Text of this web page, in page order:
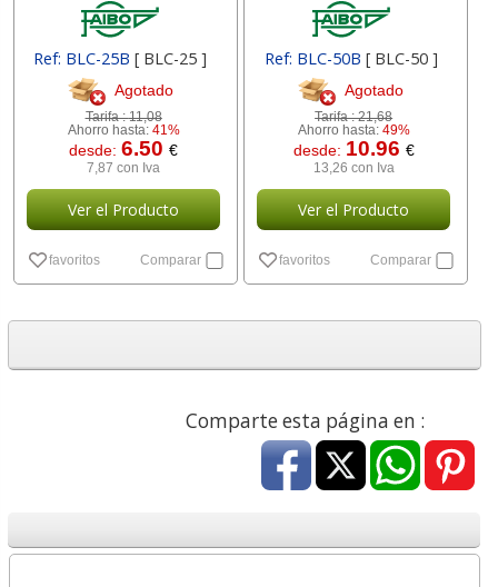
Ref: BLC-25B[ BLC-25 ]
Agotado
Tarifa :11,08
Ahorro hasta: 41%
desde:6.50€
7,87 con Iva
Ver el Producto
favoritos Comparar
Ref: BLC-50B [ BLC-50 ]
Agotado
Tarifa :21,68
Ahorro hasta: 49%
desde: 10.96 €
13,26 con Iva
Ver el Producto
favoritos Comparar
Comparte esta página en :